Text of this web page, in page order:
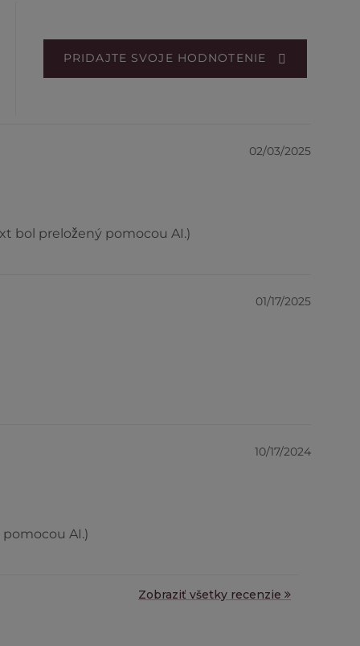
PRIDAJTE SVOJE HODNOTENIE
02/03/2025
bol preložený pomocou AI.)
01/17/2025
10/17/2024
AI.)
Zobraziť všetky recenzie